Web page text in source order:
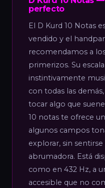
perfecto
El D Kurd 10 Notas
vendido y el
recomendamos a
primerizos. Su
instintivamente
con todas las
tocar algo que
10 notas te ofrece
algunos campos
explorar, sin
abrumadora. Está
como en 432 Hz, a
accesible que no